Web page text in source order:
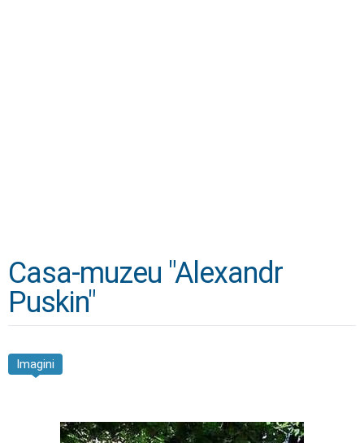
Casa-muzeu "Alexandr
Puskin"
Imagini